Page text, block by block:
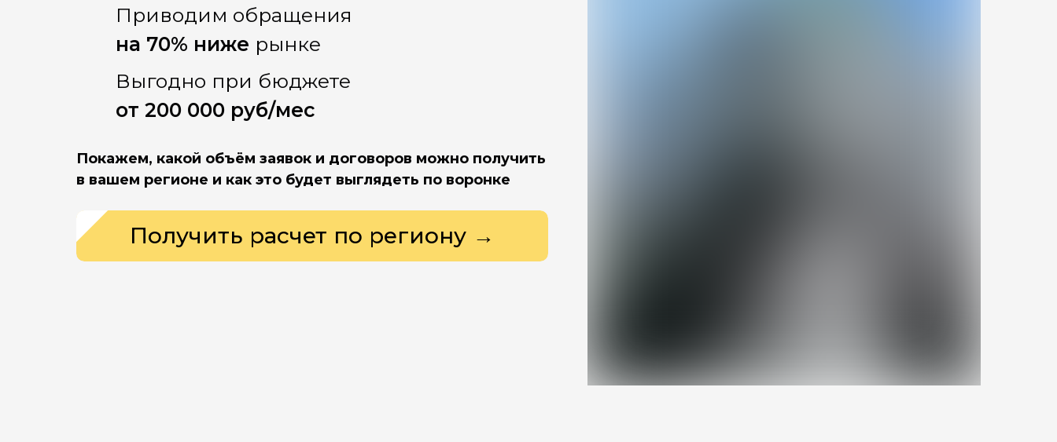
Приводим обращения
на 70% ниже рынке
Выгодно при бюджете
от 200 000 руб/мес
Покажем, какой объём заявок и договоров можно получить
в вашем регионе и как это будет выглядеть по воронке
Получить расчет по региону →